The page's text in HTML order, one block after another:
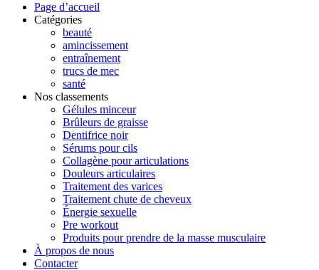
Page d’accueil
Catégories
beauté
amincissement
entraînement
trucs de mec
santé
Nos classements
Gélules minceur
Brûleurs de graisse
Dentifrice noir
Sérums pour cils
Collagène pour articulations
Douleurs articulaires
Traitement des varices
Traitement chute de cheveux
Énergie sexuelle
Pre workout
Produits pour prendre de la masse musculaire
À propos de nous
Contacter